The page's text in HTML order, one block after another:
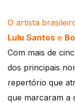
O artista
Lulu Santos e
Com mais de
dos principais
repertório que
que marcaram a